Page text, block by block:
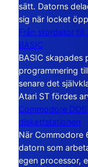
sätt. Datorns
sig när locket
Från stordator till
BASIC
BASIC
programmering
senare det
Atari ST fördes
Commodore
diskettstationen
När Commodore
datorn som
egen processor,